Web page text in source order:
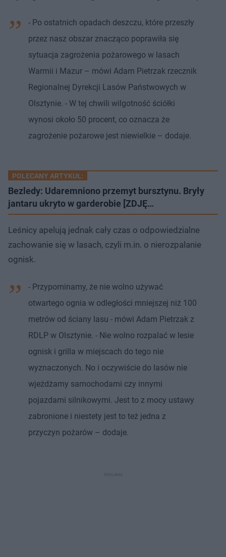
- Po ostatnich opadach deszczu, które przeszły
przez nasz obszar znacząco poprawiła się
sytuacja zagrożenia pożarowego w lasach
Warmii i Mazur – mówi Adam Pietrzak rzecznik
Regionalnej Dyrekcji Lasów Państwowych w
Olsztynie. - W tej chwili wilgotność ściółki
wynosi około 50 procent, co oznacza że
zagrożenie pożarowe jest niewielkie – dodaje.
POLECANY ARTYKUŁ:
Bezledy: Udaremniono przemyt bursztynu. Bryły
jantaru ukryto w garderobie [ZDJĘ…
Leśnicy apelują jednak cały czas o odpowiedzialne
zachowanie się w lasach, czyli m.in. o nierozpalanie
ognisk.
- Przypominamy, że nie wolno używać
otwartego ognia w odległości mniejszej niż 100
metrów od ściany lasu - mówi Adam Pietrzak z
RDLP w Olsztynie. - Nie wolno rozpalać w lesie
ognisk i grilla w miejscach do tego nie
wyznaczonych. No i oczywiście do lasów nie
wjeżdżamy samochodami czy innymi
pojazdami silnikowymi. Jest to z mocy ustawy
zabronione i niestety jest to też jedna z
przyczyn pożarów – dodaje.